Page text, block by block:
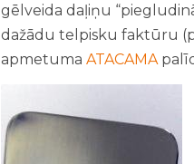
gēlveida daļiņu
dažādu telpisku faktūru
apmetuma ATACAMA